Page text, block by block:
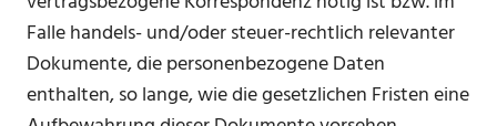
Falle handels- und/oder steuer-rechtlich relevanter
Dokumente, die personenbezogene Daten
enthalten, so lange, wie die gesetzlichen Fristen eine